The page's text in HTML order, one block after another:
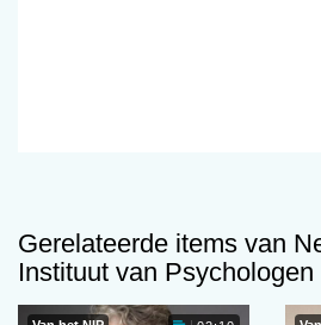
Gerelateerde items van
Instituut van Psychologen